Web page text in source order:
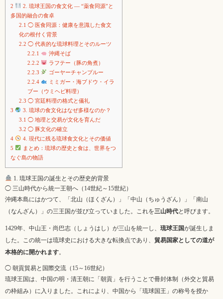
2
2. 琉球王国の食文化 ― “薬食同源”と
多国的融合の食卓
2.1 ◯ 医食同源：健康を意識した食文
化の根付く背景
2.2 ◯ 代表的な琉球料理とそのルーツ
2.2.1
沖縄そば
2.2.2
ラフテー（豚の角煮）
2.2.3
ゴーヤーチャンプルー
2.2.4
ミミガー・海ブドウ・イラ
ブー（ウミヘビ料理）
2.3 ◯ 宮廷料理の格式と儀礼
3
3. 琉球の食文化はなぜ多様なのか？
3.1 ◯ 地理と交易が文化を育んだ
3.2 ◯ 豚文化の確立
4
4. 現代に残る琉球食文化とその価値
5
まとめ：琉球の歴史と食は、世界をつ
なぐ島の物語
1. 琉球王国の誕生とその歴史的背景
◯ 三山時代から統一王朝へ（14世紀～15世紀）
沖縄本島にはかつて、「北山（ほくざん）」「中山（ちゅうざん）」「南山
（なんざん）」の三王国が並び立っていました。これを三山時代と呼びます。
1429年、中山王・尚巴志（しょうはし）が三山を統一し、 琉球王国が誕生しま
した。この統一は琉球史における大きな転換点であり、 貿易国家としての道が
本格的に開かれます。
◯ 朝貢貿易と国際交流（15～16世紀）
琉球王国は、中国の明・清王朝に「朝貢」を行うことで冊封体制（外交と貿易
の枠組み）に入りました。これにより、中国から「琉球国王」の称号を授か